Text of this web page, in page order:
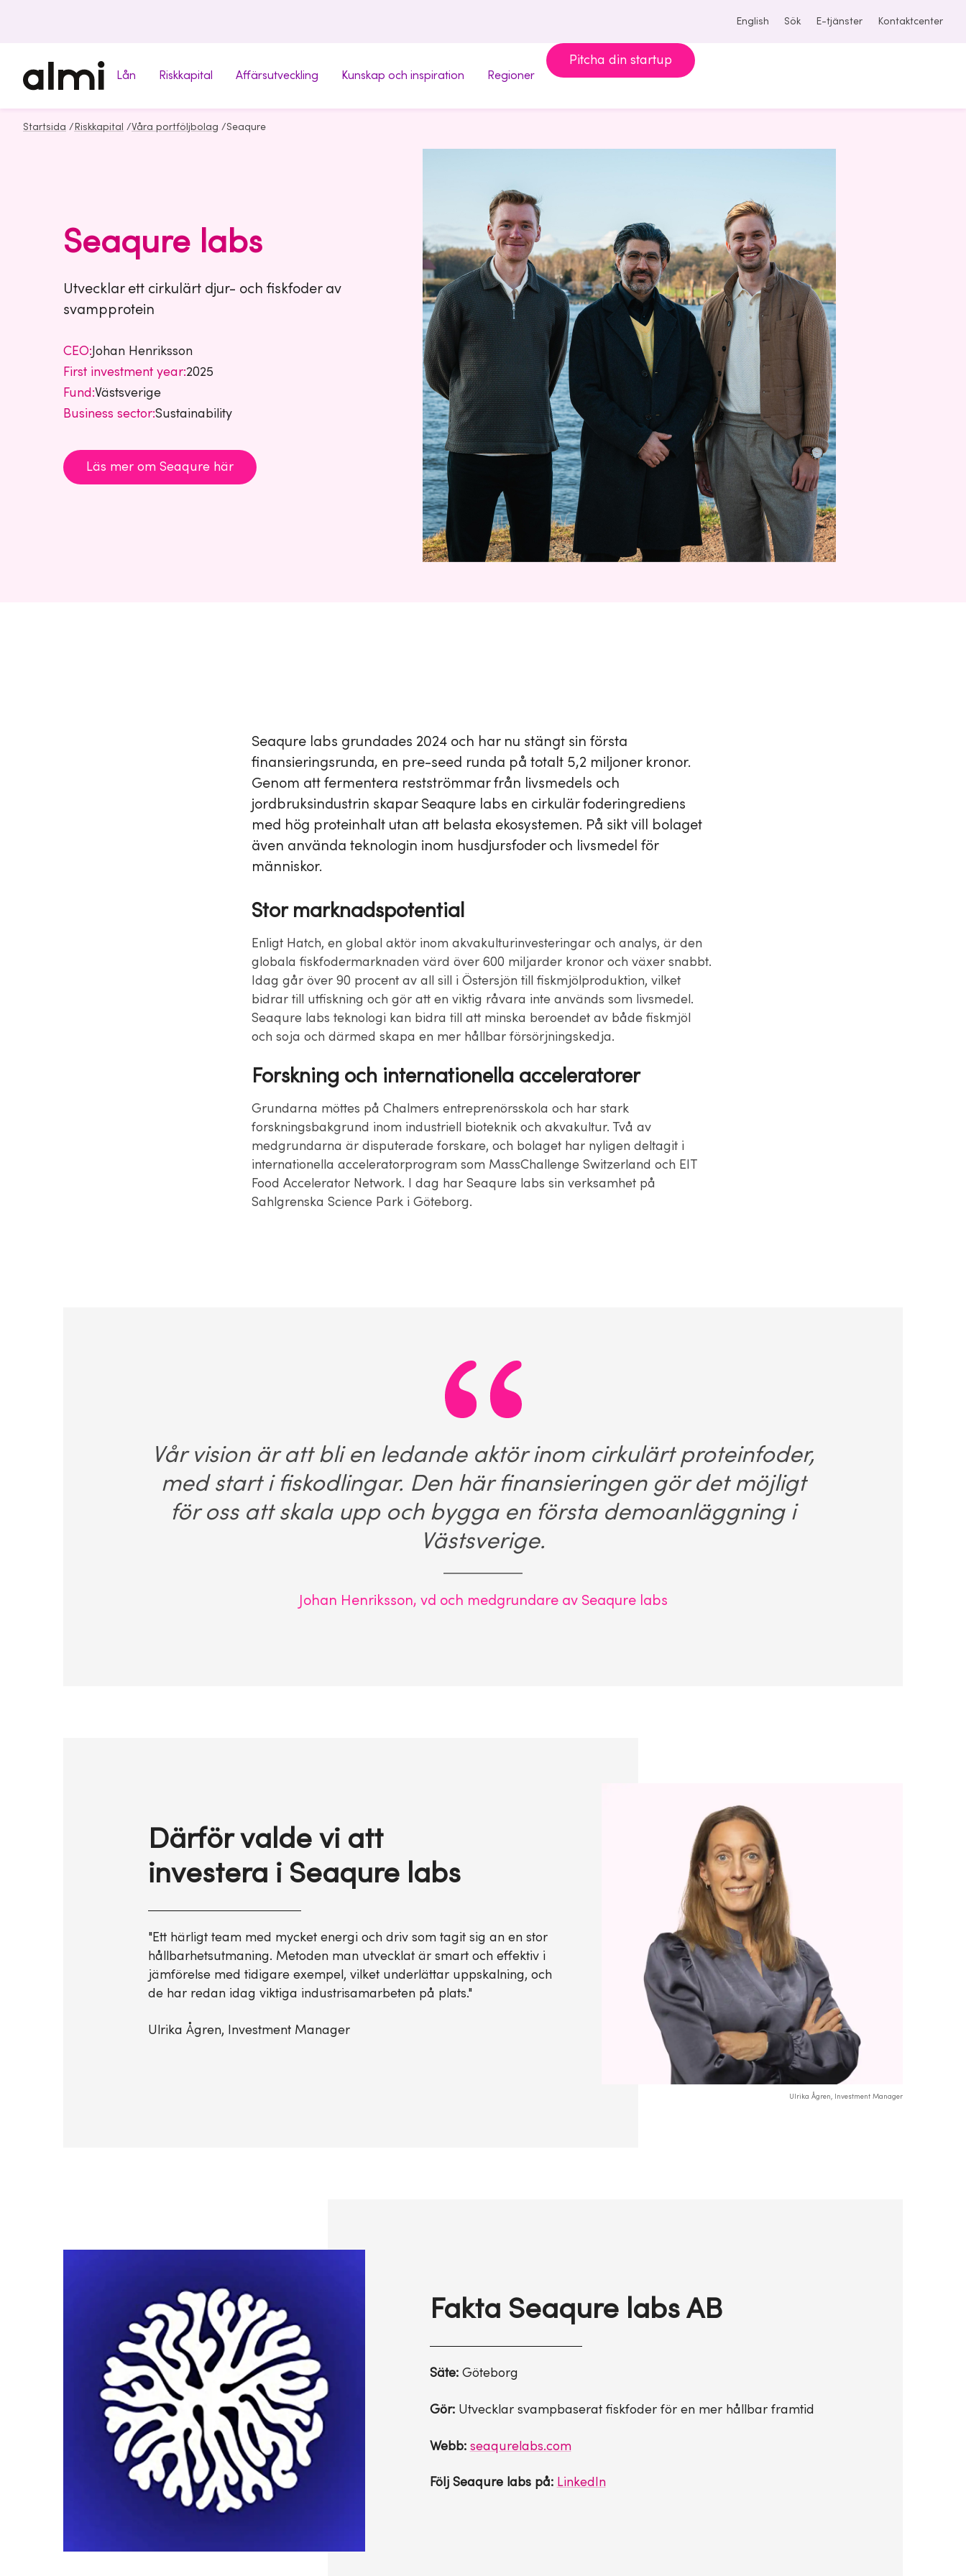
English Sök E-tjänster Kontaktcenter
Lån Riskkapital Affärsutveckling Kunskap och inspiration Regioner
Pitcha din startup
Startsida / Riskkapital /Våra portföljbolag /Seaqure
Seaqure labs
Utvecklar ett cirkulärt djur- och fiskfoder av
svampprotein
CEO: Johan Henriksson
First investment year:2025
Fund:Västsverige
Business sector:Sustainability
Läs mer om Seaqure här
Seaqure labs grundades 2024 och har nu stängt sin första
finansieringsrunda, en pre-seed runda på totalt 5,2 miljoner kronor.
Genom att fermentera restströmmar från livsmedels och
jordbruksindustrin skapar Seaqure labs en cirkulär foderingrediens
med hög proteinhalt utan att belasta ekosystemen. På sikt vill bolaget
även använda teknologin inom husdjursfoder och livsmedel för
människor.
Stor marknadspotential
Enligt Hatch, en global aktör inom akvakulturinvesteringar och analys, är den
globala fiskfodermarknaden värd över 600 miljarder kronor och växer snabbt.
Idag går över 90 procent av all sill i Östersjön till fiskmjölproduktion, vilket
bidrar till utfiskning och gör att en viktig råvara inte används som livsmedel.
Seaqure labs teknologi kan bidra till att minska beroendet av både fiskmjöl
och soja och därmed skapa en mer hållbar försörjningskedja.
Forskning och internationella acceleratorer
Grundarna möttes på Chalmers entreprenörsskola och har stark
forskningsbakgrund inom industriell bioteknik och akvakultur. Två av
medgrundarna är disputerade forskare, och bolaget har nyligen deltagit i
internationella acceleratorprogram som MassChallenge Switzerland och EIT
Food Accelerator Network. I dag har Seaqure labs sin verksamhet på
Sahlgrenska Science Park i Göteborg.
Vår vision är att bli en ledande aktör inom cirkulärt proteinfoder,
med start i fiskodlingar. Den här finansieringen gör det möjligt
för oss att skala upp och bygga en första demoanläggning i
Västsverige.
Johan Henriksson, vd och medgrundare av Seaqure labs
Därför valde vi att
investera i Seaqure labs
"Ett härligt team med mycket energi och driv som tagit sig an en stor
hållbarhetsutmaning. Metoden man utvecklat är smart och effektiv i
jämförelse med tidigare exempel, vilket underlättar uppskalning, och
de har redan idag viktiga industrisamarbeten på plats."
Ulrika Ågren, Investment Manager
Ulrika Ågren, Investment Manager
Fakta Seaqure labs AB
Säte: Göteborg
Gör: Utvecklar svampbaserat fiskfoder för en mer hållbar framtid
Webb: seaqurelabs.com
Följ Seaqure labs på: LinkedIn